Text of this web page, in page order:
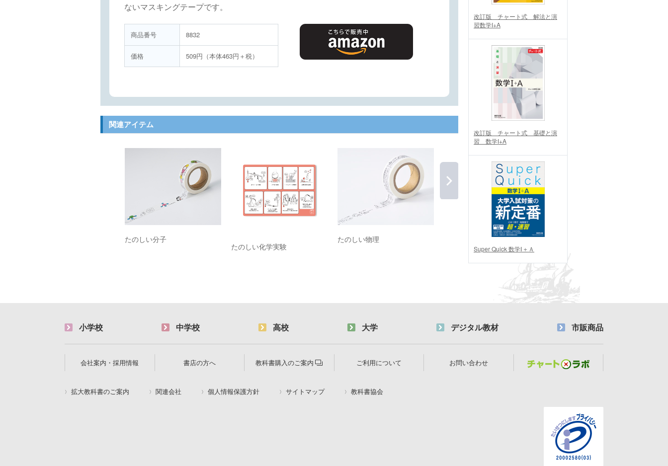
ないマスキングテープです。
商品番号 8832
価格 509円（本体463円＋税）
関連アイテム
たのしい分子
たのしい化学実験
たのしい物理
改訂版 チャート式 解法と演
習数学I+A
改訂版 チャート式 基礎と演
習 数学I+A
Super Quick 数学Ⅰ＋Ａ
小学校 中学校 高校 大学 デジタル教材 市販商品
会社案内・採用情報 書店の方へ 教科書購入のご案内 ご利用について お問い合わせ
拡大教科書のご案内 関連会社 個人情報保護方針 サイトマップ 教科書協会